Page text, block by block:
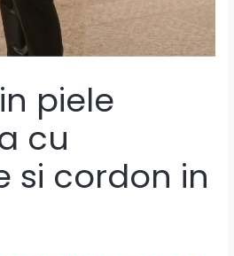
piele
cu
si cordon in